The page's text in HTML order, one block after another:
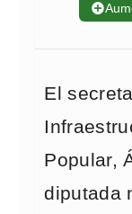
➕
El
Popular,
diputada